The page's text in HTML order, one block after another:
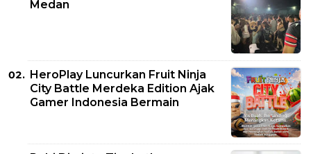
Medan
HeroPlay Luncurkan Fruit Ninja
City Battle Merdeka Edition Ajak
Gamer Indonesia Bermain